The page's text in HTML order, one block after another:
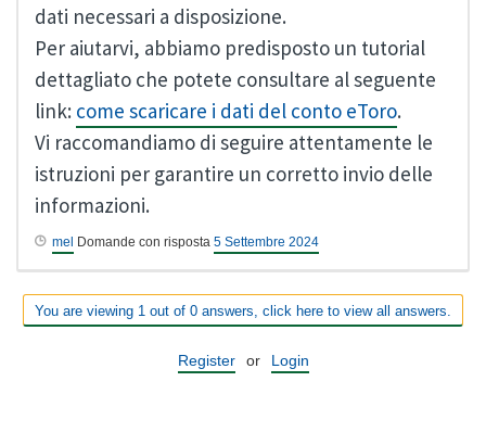
dati necessari a disposizione.
Per aiutarvi, abbiamo predisposto un tutorial
dettagliato che potete consultare al seguente
link: come scaricare i dati del conto eToro.
Vi raccomandiamo di seguire attentamente le
istruzioni per garantire un corretto invio delle
informazioni.
mel Domande con risposta 5 Settembre 2024
You are viewing 1 out of 0 answers, click here to view all answers.
Register or Login